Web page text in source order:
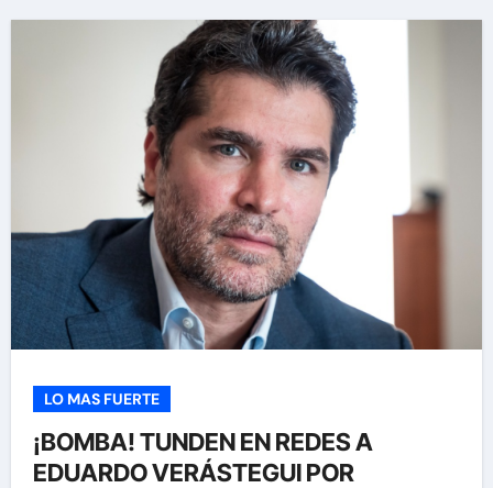
LO MAS FUERTE
¡BOMBA! TUNDEN EN REDES A
EDUARDO VERÁSTEGUI POR